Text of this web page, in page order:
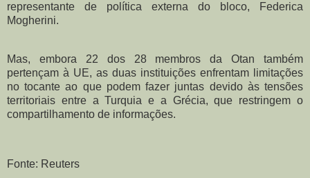
representante de política externa do bloco, Federica
Mogherini.
Mas, embora 22 dos 28 membros da Otan também
pertençam à UE, as duas instituições enfrentam limitações
no tocante ao que podem fazer juntas devido às tensões
territoriais entre a Turquia e a Grécia, que restringem o
compartilhamento de informações.
Fonte: Reuters